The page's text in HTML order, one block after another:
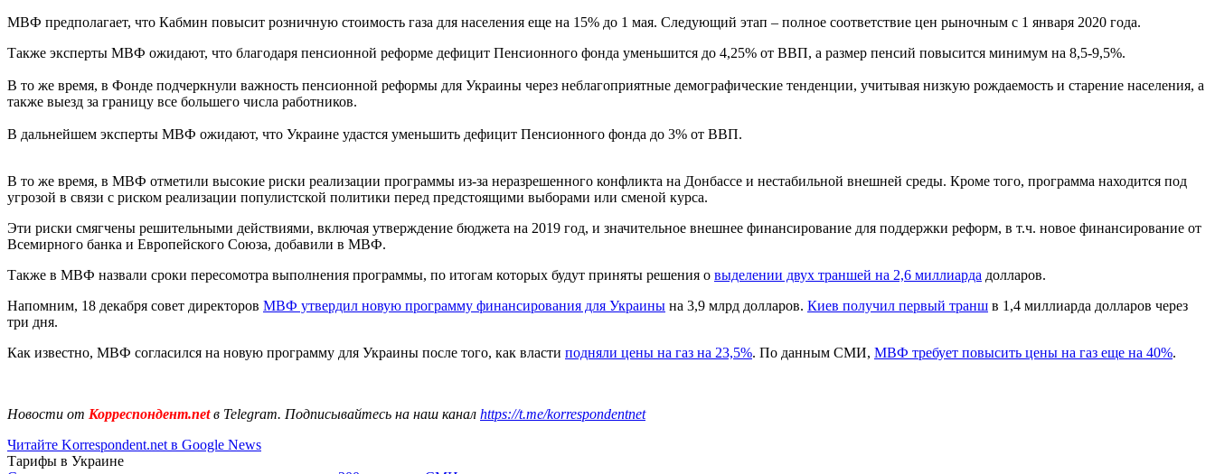
МВФ предполагает, что Кабмин повысит розничную стоимость газа для населения еще на 15% до 1 мая. Следующий этап – полное соответствие цен рыночным с 1 января 2020 года.
Также эксперты МВФ ожидают, что благодаря пенсионной реформе дефицит Пенсионного фонда уменьшится до 4,25% от ВВП, а размер пенсий повысится минимум на 8,5-9,5%.
В то же время, в Фонде подчеркнули важность пенсионной реформы для Украины через неблагоприятные демографические тенденции, учитывая низкую рождаемость и старение населения, а
также выезд за границу все большего числа работников.
В дальнейшем эксперты МВФ ожидают, что Украине удастся уменьшить дефицит Пенсионного фонда до 3% от ВВП.
В то же время, в МВФ отметили высокие риски реализации программы из-за неразрешенного конфликта на Донбассе и нестабильной внешней среды. Кроме того, программа находится под
угрозой в связи с риском реализации популистской политики перед предстоящими выборами или сменой курса.
Эти риски смягчены решительными действиями, включая утверждение бюджета на 2019 год, и значительное внешнее финансирование для поддержки реформ, в т.ч. новое финансирование от
Всемирного банка и Европейского Союза, добавили в МВФ.
Также в МВФ назвали сроки пересомотра выполнения программы, по итогам которых будут приняты решения о выделении двух траншей на 2,6 миллиарда долларов.
Напомним, 18 декабря совет директоров МВФ утвердил новую программу финансирования для Украины на 3,9 млрд долларов. Киев получил первый транш в 1,4 миллиарда долларов через
три дня.
Как известно, МВФ согласился на новую программу для Украины после того, как власти подняли цены на газ на 23,5%. По данным СМИ, МВФ требует повысить цены на газ еще на 40%.
Новости от Корреспондент.netв Telegram. Подписывайтесь на наш канал https://t.me/korrespondentnet
Читайте Korrespondent.net в Google News
Тарифы в Украине